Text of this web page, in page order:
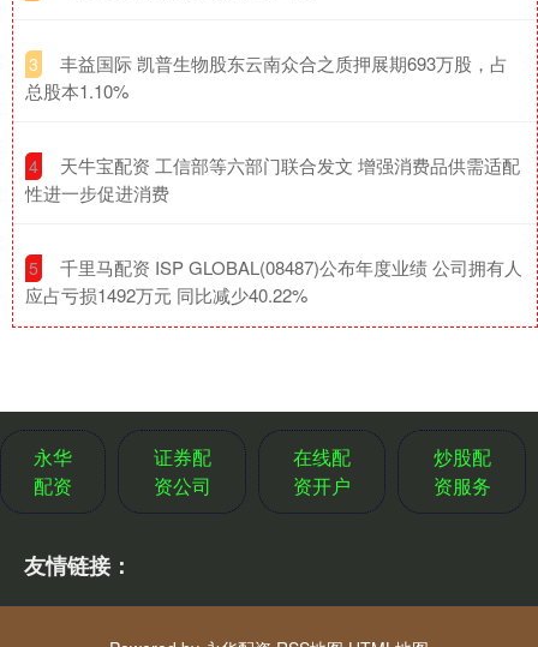
3
​丰益国际 凯普生物股东云南众合之质押展期693万股，占
总股本1.10%
4
​天牛宝配资 工信部等六部门联合发文 增强消费品供需适配
性进一步促进消费
5
​千里马配资 ISP GLOBAL(08487)公布年度业绩 公司拥有人
应占亏损1492万元 同比减少40.22%
永华
配资
证券配
资公司
在线配
资开户
炒股配
资服务
友情链接：